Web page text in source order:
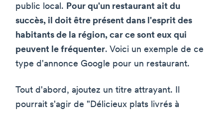
public local. Pour qu'un restaurant ait du
succès, il doit être présent dans l'esprit des
habitants de la région, car ce sont eux qui
peuvent le fréquenter. Voici un exemple de ce
type d'annonce Google pour un restaurant.
Tout d'abord, ajoutez un titre attrayant. Il
pourrait s'agir de "Délicieux plats livrés à